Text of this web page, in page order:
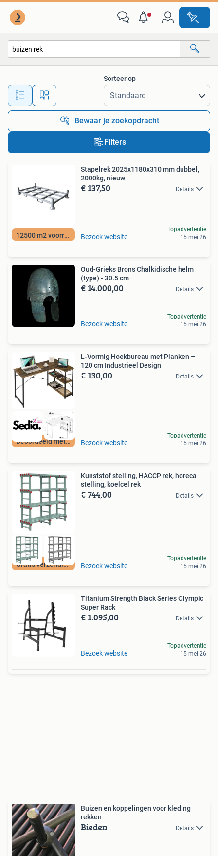
Alle afstanden…
Sorteer op
Bewaar je zoekopdracht
Filters
12500 m2 voorraad
Stapelrek 2025x1180x310 mm dubbel,
2000kg, nieuw
€ 137,50 Details
Bezoek website
Topadvertentie
15 mei 26
Oud-Grieks Brons Chalkidische helm
(type) - 30.5 cm
€ 14.000,00 Details
Bezoek website
Topadvertentie
15 mei 26
Beoordeeld met 9+
L-Vormig Hoekbureau met Planken –
120 cm Industrieel Design
€ 130,00 Details
Bezoek website
Topadvertentie
15 mei 26
Gratis verzending!
Kunststof stelling, HACCP rek, horeca
stelling, koelcel rek
€ 744,00 Details
Bezoek website
Topadvertentie
15 mei 26
Titanium Strength Black Series Olympic
Super Rack
€ 1.095,00 Details
Bezoek website
Topadvertentie
15 mei 26
Buizen en koppelingen voor kleding
rekken
Bieden Details